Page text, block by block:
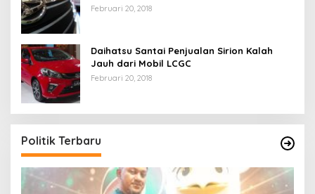
Februari 20, 2018
Daihatsu Santai Penjualan Sirion Kalah
Jauh dari Mobil LCGC
Februari 20, 2018
Politik Terbaru